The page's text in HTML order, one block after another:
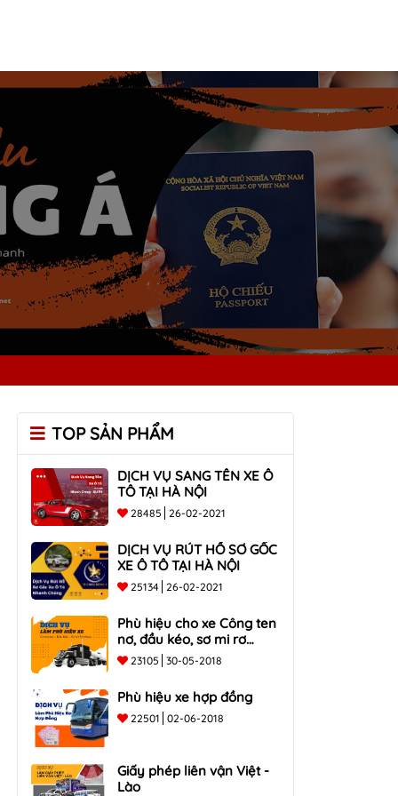
TOP SẢN PHẨM
DỊCH VỤ SANG TÊN XE Ô
TÔ TẠI HÀ NỘI
28485 26-02-2021
DỊCH VỤ RÚT HỒ SƠ GỐC
XE Ô TÔ TẠI HÀ NỘI
25134 26-02-2021
Phù hiệu cho xe Công ten
nơ, đầu kéo, sơ mi rơ
moóc
23105 30-05-2018
Phù hiệu xe hợp đồng
22501 02-06-2018
Giấy phép liên vận Việt -
Lào